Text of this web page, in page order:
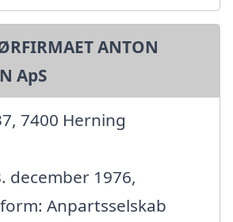
ANTON
ApS
7400 Herning
december 1976,
Anpartsselskab